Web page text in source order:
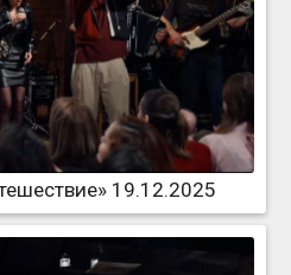
19.12.2025